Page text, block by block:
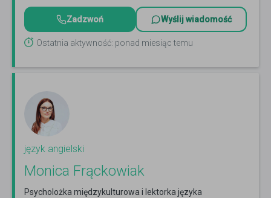
Zadzwoń Wyślij wiadomość
Ostatnia aktywność: ponad miesiąc temu
język angielski
Monica Frąckowiak
Psycholożka międzykulturowa i lektorka języka